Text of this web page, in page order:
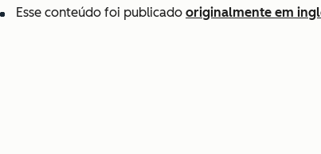
Esse conteúdo foi publicado originalmente em